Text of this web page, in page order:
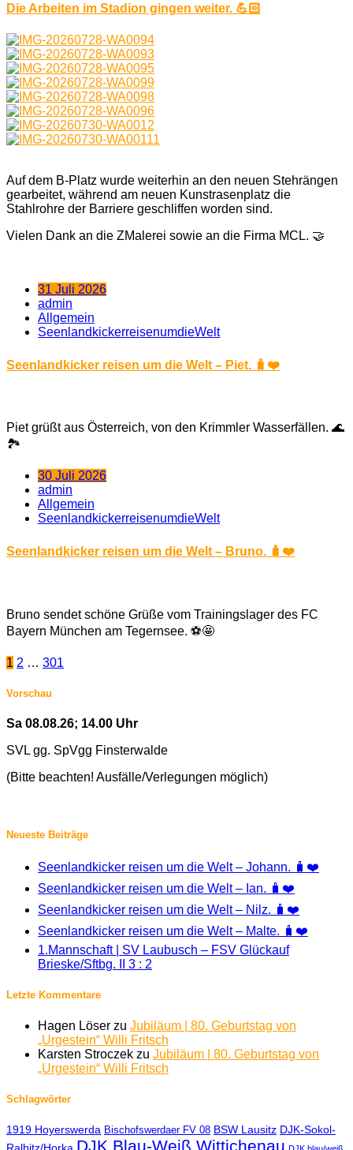
Die Arbeiten im Stadion gingen weiter. 💪🏻
Auf dem B-Platz wurde weiterhin an den neuen Stehrängen
gearbeitet, während am neuen Kunstrasenplatz die
Stahlrohre der Barriere geschliffen worden sind.
Vielen Dank an die ZMalerei sowie an die Firma MCL. 🤝
31 Juli 2026
admin
Allgemein
SeenlandkickerreisenumdieWelt
Seenlandkicker reisen um die Welt – Piet. 🧳❤️
Piet grüßt aus Österreich, von den Krimmler Wasserfällen. 🌊
🏞️
30 Juli 2026
admin
Allgemein
SeenlandkickerreisenumdieWelt
Seenlandkicker reisen um die Welt – Bruno. 🧳❤️
Bruno sendet schöne Grüße vom Trainingslager des FC
Bayern München am Tegernsee. ⚽🤩
Seitennummerierung
der
1 2 … 301
Vorschau
Sa 08.08.26; 14.00 Uhr
SVL gg. SpVgg Finsterwalde
(Bitte beachten! Ausfälle/Verlegungen möglich)
Neueste Beiträge
Seenlandkicker reisen um die Welt – Johann. 🧳❤️
Seenlandkicker reisen um die Welt – Ian. 🧳❤️
Seenlandkicker reisen um die Welt – Nilz. 🧳❤️
Seenlandkicker reisen um die Welt – Malte. 🧳❤️
1.Mannschaft | SV Laubusch – FSV Glückauf
Brieske/Sftbg. II 3 : 2
Letzte Kommentare
Hagen Löser zu Jubiläum | 80. Geburtstag von
„Urgestein“ Willi Fritsch
Karsten Stroczek zu Jubiläum | 80. Geburtstag von
„Urgestein“ Willi Fritsch
Schlagwörter
1919 Hoyerswerda Bischofswerdaer FV 08 BSW Lausitz DJK-Sokol-
DJK Blau-Weiß Wittichenau